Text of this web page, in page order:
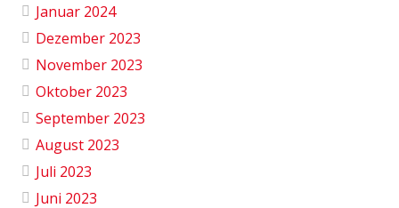
Januar 2024
Dezember 2023
November 2023
Oktober 2023
September 2023
August 2023
Juli 2023
Juni 2023